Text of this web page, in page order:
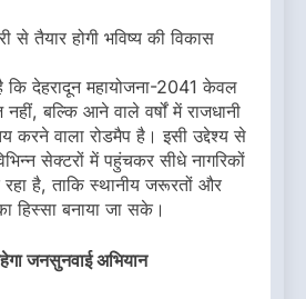
से तैयार होगी भविष्य की विकास
कि देहरादून महायोजना-2041 केवल
बल्कि आने वाले वर्षों में राजधानी
करने वाला रोडमैप है। इसी उद्देश्य से
सेक्टरों में पहुंचकर सीधे नागरिकों
है, ताकि स्थानीय जरूरतों और
हिस्सा बनाया जा सके।
जनसुनवाई अभियान